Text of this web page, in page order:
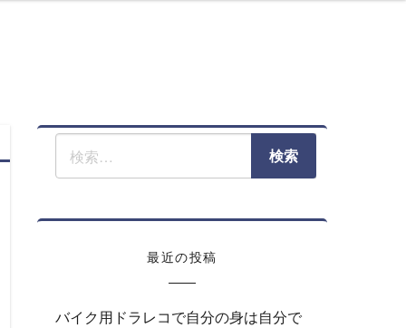
ライフ
最近の投稿
バイク用ドラレコで自分の身は自分で